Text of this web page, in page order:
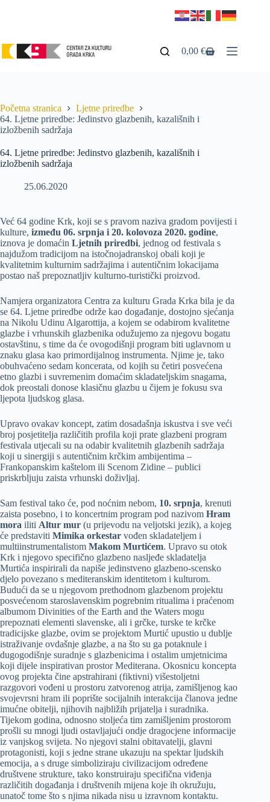
0,00€
Početna stranica
Ljetne priredbe
64. Ljetne priredbe: Jedinstvo glazbenih, kazališnih i
izložbenih sadržaja
64. Ljetne priredbe: Jedinstvo glazbenih, kazališnih i
izložbenih sadržaja
25.06.2020
Već 64 godine Krk, koji se s pravom naziva gradom povijesti i
kulture, između 06. srpnja i 20. kolovoza 2020. godine,
iznova je domaćin Ljetnih priredbi, jednog od festivala s
najdužom tradicijom na istočnojadranskoj obali koji je
kvalitetnim kulturnim sadržajima i autentičnim lokacijama
postao naš prepoznatljiv kulturno-turistički proizvod.
Namjera organizatora Centra za kulturu Grada Krka bila je da
se 64. Ljetne priredbe održe kao događanje, dostojno sjećanja
na Nikolu Udinu Algarottija, a kojem se odabirom kvalitetne
glazbe i vrhunskih glazbenika odužujemo za njegovu bogatu
ostavštinu, s time da će ovogodišnji program biti uglavnom u
znaku glasa kao primordijalnog instrumenta. Njime je, tako
obuhvaćeno sedam koncerata, od kojih su četiri posvećena
etno glazbi i suvremenim domaćim skladateljskim snagama,
dok preostali donose klasičnu glazbu u čijem je fokusu sva
ljepota ljudskog glasa.
Upravo ovakav koncept, zatim dosadašnja iskustva i sve veći
broj posjetitelja različitih profila koji prate glazbeni program
festivala utjecali su na odabir kvalitetnih glazbenih sadržaja
koji u sinergiji s autentičnim krčkim ambijentima –
Frankopanskim kaštelom ili Scenom Zidine – publici
priskrbljuju zaista vrhunski doživljaj.
Sam festival tako će, pod noćnim nebom, 10. srpnja, krenuti
zaista posebno, i to koncertnim program pod nazivom Hram
mora iliti Altur mur (u prijevodu na veljotski jezik), a kojeg
će predstaviti Mimika orkestar vođen skladateljem i
multiinstrumentalistom Makom Murtićem. Upravo su otok
Krk i njegovo specifično glazbeno nasljeđe skladatelja
Murtića inspirirali da napiše jedinstveno glazbeno-scensko
djelo povezano s mediteranskim identitetom i kulturom.
Budući da se u njegovom prethodnom glazbenom projektu
posvećenom staroslavenskim pogrebnim ritualima i praćenom
albumom Divinities of the Earth and the Waters mogu
prepoznati elementi slavenske, ali i grčke, turske te krčke
tradicijske glazbe, ovim se projektom Murtić upustio u dublje
istraživanje ovdašnje glazbe, a na što su ga potaknule i
dugogodišnje suradnje s glazbenicima i ostalim umjetnicima
koji dijele inspirativan prostor Mediterana. Okosnicu koncepta
ovog projekta čine apstrahirani (fiktivni) višestoljetni
razgovori vođeni u prostoru zatvorenog atrija, zamišljenog kao
svojevrsni hram ili poprište socijalnih interakcija članova jedne
imućne obitelji, njihovih najbližih prijatelja i suradnika.
Tijekom godina, odnosno stoljeća tim zamišljenim prostorom
prošli su mnogi ljudi ostavljajući ondje dragocjene informacije
iz vanjskog svijeta. No njegovi stalni obitavatelji, glavni
protagonisti, koji s jedne strane ukazuju na spektar ljudskih
emocija, a s druge simboliziraju civilizacijom određene
društvene strukture, tako konstruiraju specifična viđenja
različitih događanja i društvenih mijena koje ih okružuju,
unatoč tome što s njima nikada nisu u izravnom kontaktu.